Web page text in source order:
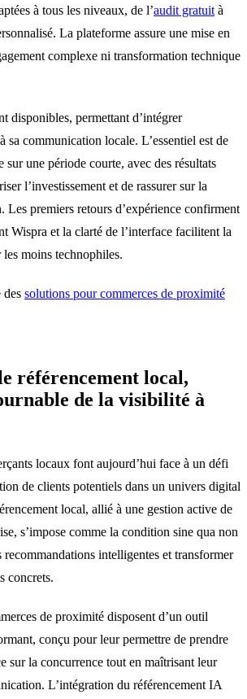
à tous les niveaux, de l’audit gratuit à
La plateforme assure une mise en
complexe ni transformation technique
disponibles, permettant d’intégrer
sa communication locale. L’essentiel est de
sur une période courte, avec des résultats
l’investissement et de rassurer sur la
Les premiers retours d’expérience confirment
Wispra et la clarté de l’interface facilitent la
moins technophiles.
des solutions pour commerces de proximité
référencement local,
de la visibilité à
locaux font aujourd’hui face à un défi
de clients potentiels dans un univers digital
local, allié à une gestion active de
s’impose comme la condition sine qua non
recommandations intelligentes et transformer
concrets.
de proximité disposent d’un outil
conçu pour leur permettre de prendre
sur la concurrence tout en maîtrisant leur
L’intégration du référencement IA